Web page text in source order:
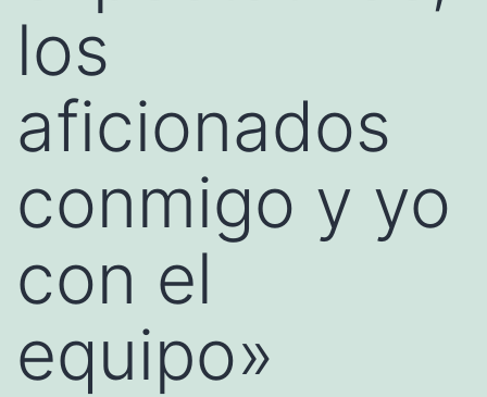
los
aficionados
conmigo y yo
con el
equipo»